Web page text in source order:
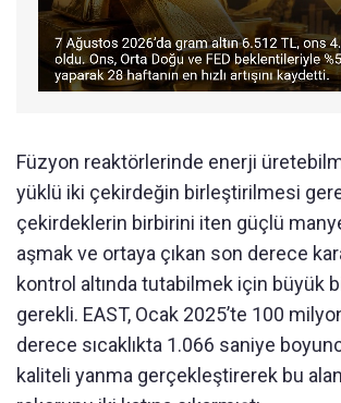
Füzyon reaktörlerinde enerji
yüklü iki çekirdeğin birleştirilmesi
çekirdeklerin birbirini iten güçlü
aşmak ve ortaya çıkan son derece
kontrol altında tutabilmek için büyük
gerekli. EAST, Ocak 2025’te 100
derece sıcaklıkta 1.066 saniye
kaliteli yanma gerçekleştirerek bu